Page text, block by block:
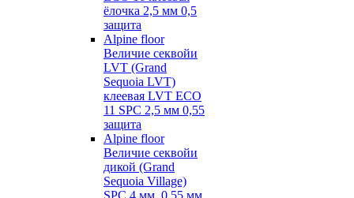
ёлочка 2,5 мм 0,5
защита
Alpine floor
Величие секвойи
LVT (Grand
Sequoia LVT)
клеевая LVT ECO
11 SPC 2,5 мм 0,55
защита
Alpine floor
Величие секвойи
дикой (Grand
Sequoia Village)
SPC 4 мм, 0,55 мм